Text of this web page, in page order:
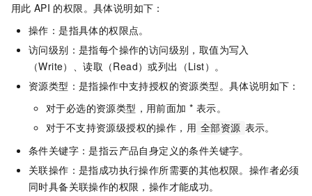
用此 API 的权限。具体说明如下：
操作：是指具体的权限点。
访问级别：是指每个操作的访问级别，取值为写入
（Write）、读取（Read）或列出（List）。
资源类型：是指操作中支持授权的资源类型。具体说明如下：
对于必选的资源类型，用前面加 * 表示。
对于不支持资源级授权的操作，用 全部资源 表示。
条件关键字：是指云产品自身定义的条件关键字。
关联操作：是指成功执行操作所需要的其他权限。操作者必须
同时具备关联操作的权限，操作才能成功。